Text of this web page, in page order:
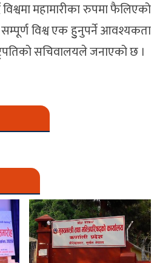
महामारीका रुपमा फैलिएको
विश्व एक हुुनुपर्ने आवश्यकता
सचिवालयले जनाएको छ ।